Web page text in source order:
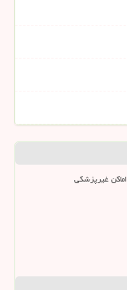
غیرپزشکی